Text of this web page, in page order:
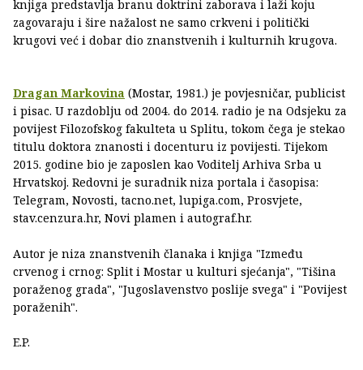
knjiga predstavlja branu doktrini zaborava i laži koju
zagovaraju i šire nažalost ne samo crkveni i politički
krugovi već i dobar dio znanstvenih i kulturnih krugova.
Dragan Markovina (Mostar, 1981.) je povjesničar, publicist
i pisac. U razdoblju od 2004. do 2014. radio je na Odsjeku za
povijest Filozofskog fakulteta u Splitu, tokom čega je stekao
titulu doktora znanosti i docenturu iz povijesti. Tijekom
2015. godine bio je zaposlen kao Voditelj Arhiva Srba u
Hrvatskoj. Redovni je suradnik niza portala i časopisa:
Telegram, Novosti, tacno.net, lupiga.com, Prosvjete,
stav.cenzura.hr, Novi plamen i autograf.hr.
Autor je niza znanstvenih članaka i knjiga "Između
crvenog i crnog: Split i Mostar u kulturi sjećanja", "Tišina
poraženog grada", "Jugoslavenstvo poslije svega" i "Povijest
poraženih".
E.P.